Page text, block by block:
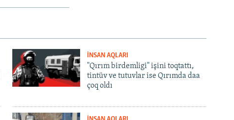
İNSAN AQLARI
"Qırım birdemligi" işini toqtattı,
tintüv ve tutuvlar ise Qırımda daa
çoq oldı